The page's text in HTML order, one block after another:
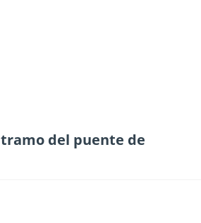
del puente de